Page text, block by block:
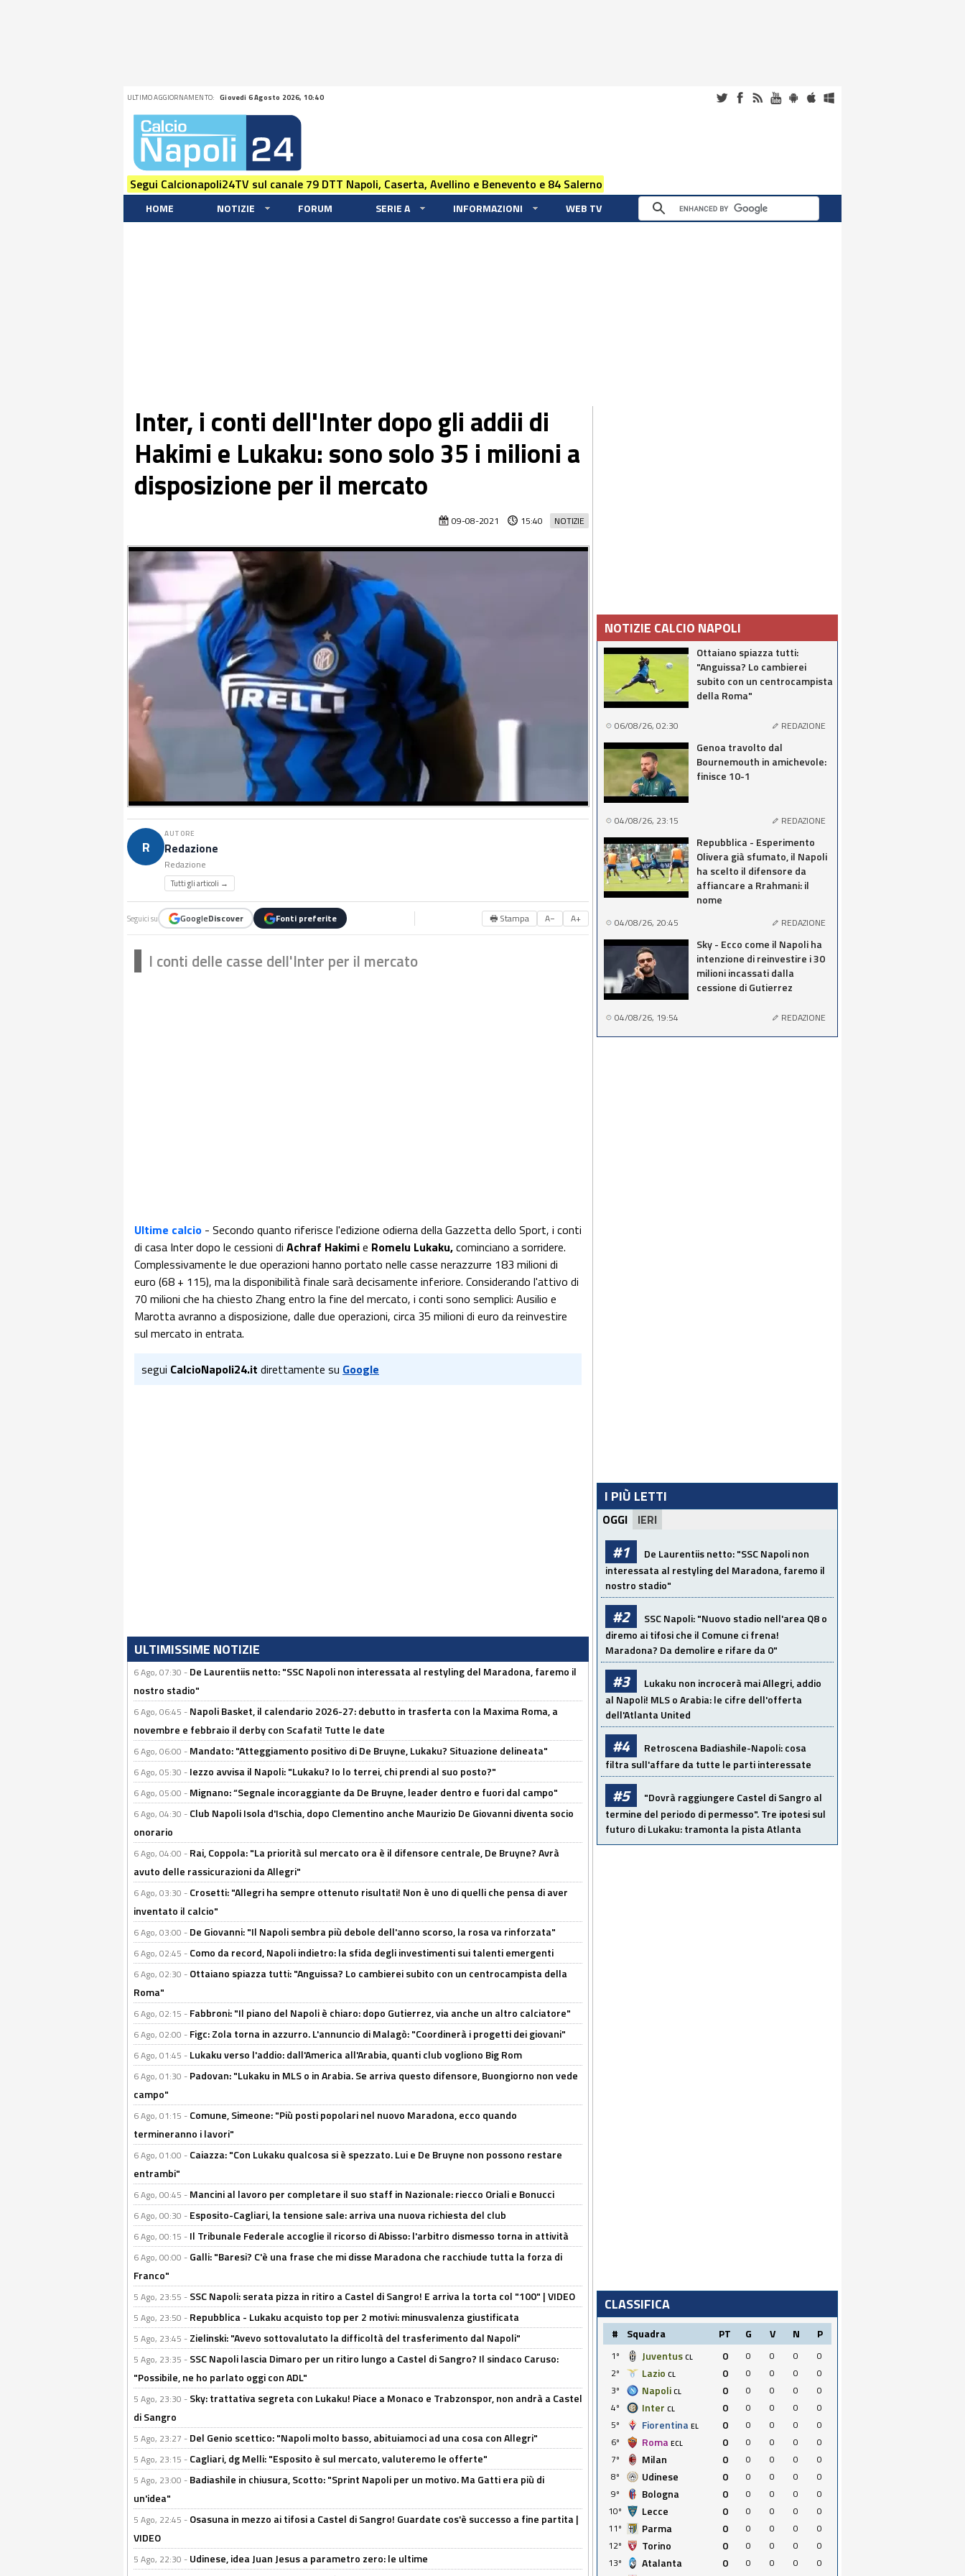
ULTIMO AGGIORNAMENTO: Giovedi 6 Agosto 2026, 10:40
Segui Calcionapoli24TV sul canale 79 DTT Napoli, Caserta, Avellino e Benevento e 84 Salerno
HOME NOTIZIE FORUM SERIE A INFORMAZIONI WEB TV
Inter, i conti dell'Inter dopo gli addii di
Hakimi e Lukaku: sono solo 35 i milioni a
disposizione per il mercato
NOTIZIE
09-08-2021 15:40
R
AUTORE
Redazione
Redazione
Tutti gli articoli →
Seguici su GoogleDiscover Fonti preferite 🖶 Stampa A− A+
I conti delle casse dell'Inter per il mercato
Ultime calcio - Secondo quanto riferisce l'edizione odierna della Gazzetta dello Sport, i conti
di casa Inter dopo le cessioni di Achraf Hakimie Romelu Lukaku,cominciano a sorridere.
Complessivamente le due operazioni hanno portato nelle casse nerazzurre 183 milioni di
euro (68 + 115), ma la disponibilità finale sarà decisamente inferiore. Considerando l'attivo di
70 milioni che ha chiesto Zhang entro la fine del mercato, i conti sono semplici: Ausilio e
Marotta avranno a disposizione, dalle due operazioni, circa 35 milioni di euro da reinvestire
sul mercato in entrata.
segui CalcioNapoli24.it direttamente su Google
ULTIMISSIME NOTIZIE
6 Ago, 07:30 - De Laurentiis netto: "SSC Napoli non interessata al restyling del Maradona, faremo il
nostro stadio"
6 Ago, 06:45 - Napoli Basket, il calendario 2026-27: debutto in trasferta con la Maxima Roma, a
novembre e febbraio il derby con Scafati! Tutte le date
6 Ago, 06:00 - Mandato: "Atteggiamento positivo di De Bruyne, Lukaku? Situazione delineata"
6 Ago, 05:30 - Iezzo avvisa il Napoli: "Lukaku? Io lo terrei, chi prendi al suo posto?"
6 Ago, 05:00 - Mignano: “Segnale incoraggiante da De Bruyne, leader dentro e fuori dal campo"
6 Ago, 04:30 - Club Napoli Isola d'Ischia, dopo Clementino anche Maurizio De Giovanni diventa socio
onorario
6 Ago, 04:00 - Rai, Coppola: "La priorità sul mercato ora è il difensore centrale, De Bruyne? Avrà
avuto delle rassicurazioni da Allegri"
6 Ago, 03:30 - Crosetti: "Allegri ha sempre ottenuto risultati! Non è uno di quelli che pensa di aver
inventato il calcio"
6 Ago, 03:00 - De Giovanni: "Il Napoli sembra più debole dell'anno scorso, la rosa va rinforzata"
6 Ago, 02:45 - Como da record, Napoli indietro: la sfida degli investimenti sui talenti emergenti
6 Ago, 02:30 - Ottaiano spiazza tutti: "Anguissa? Lo cambierei subito con un centrocampista della
Roma"
6 Ago, 02:15 - Fabbroni: "Il piano del Napoli è chiaro: dopo Gutierrez, via anche un altro calciatore"
6 Ago, 02:00 - Figc: Zola torna in azzurro. L'annuncio di Malagò: "Coordinerà i progetti dei giovani"
6 Ago, 01:45 - Lukaku verso l'addio: dall'America all'Arabia, quanti club vogliono Big Rom
6 Ago, 01:30 - Padovan: "Lukaku in MLS o in Arabia. Se arriva questo difensore, Buongiorno non vede
campo"
6 Ago, 01:15 - Comune, Simeone: "Più posti popolari nel nuovo Maradona, ecco quando
termineranno i lavori"
6 Ago, 01:00 - Caiazza: "Con Lukaku qualcosa si è spezzato. Lui e De Bruyne non possono restare
entrambi"
6 Ago, 00:45 - Mancini al lavoro per completare il suo staff in Nazionale: riecco Oriali e Bonucci
6 Ago, 00:30 - Esposito-Cagliari, la tensione sale: arriva una nuova richiesta del club
6 Ago, 00:15 - Il Tribunale Federale accoglie il ricorso di Abisso: l'arbitro dismesso torna in attività
6 Ago, 00:00 - Galli: "Baresi? C'è una frase che mi disse Maradona che racchiude tutta la forza di
Franco"
5 Ago, 23:55 - SSC Napoli: serata pizza in ritiro a Castel di Sangro! E arriva la torta col "100" | VIDEO
5 Ago, 23:50 - Repubblica - Lukaku acquisto top per 2 motivi: minusvalenza giustificata
5 Ago, 23:45 - Zielinski: "Avevo sottovalutato la difficoltà del trasferimento dal Napoli"
5 Ago, 23:35 - SSC Napoli lascia Dimaro per un ritiro lungo a Castel di Sangro? Il sindaco Caruso:
"Possibile, ne ho parlato oggi con ADL"
5 Ago, 23:30 - Sky: trattativa segreta con Lukaku! Piace a Monaco e Trabzonspor, non andrà a Castel
di Sangro
5 Ago, 23:27 - Del Genio scettico: "Napoli molto basso, abituiamoci ad una cosa con Allegri"
5 Ago, 23:15 - Cagliari, dg Melli: "Esposito è sul mercato, valuteremo le offerte"
5 Ago, 23:00 - Badiashile in chiusura, Scotto: "Sprint Napoli per un motivo. Ma Gatti era più di
un'idea"
5 Ago, 22:45 - Osasuna in mezzo ai tifosi a Castel di Sangro! Guardate cos'è successo a fine partita |
VIDEO
5 Ago, 22:30 - Udinese, idea Juan Jesus a parametro zero: le ultime
NOTIZIE CALCIO NAPOLI
Ottaiano spiazza tutti:
"Anguissa? Lo cambierei
subito con un centrocampista
della Roma"
06/08/26, 02:30 REDAZIONE
Genoa travolto dal
Bournemouth in amichevole:
finisce 10-1
04/08/26, 23:15 REDAZIONE
Repubblica - Esperimento
Olivera già sfumato, il Napoli
ha scelto il difensore da
affiancare a Rrahmani: il
nome
04/08/26, 20:45 REDAZIONE
Sky - Ecco come il Napoli ha
intenzione di reinvestire i 30
milioni incassati dalla
cessione di Gutierrez
04/08/26, 19:54 REDAZIONE
I PIÙ LETTI
OGGI IERI
#1
De Laurentiis netto: "SSC Napoli non
interessata al restyling del Maradona, faremo il
nostro stadio"
#2
SSC Napoli: "Nuovo stadio nell'area Q8 o
diremo ai tifosi che il Comune ci frena!
Maradona? Da demolire e rifare da 0"
#3
Lukaku non incrocerà mai Allegri, addio
al Napoli! MLS o Arabia: le cifre dell'offerta
dell'Atlanta United
#4
Retroscena Badiashile-Napoli: cosa
filtra sull'affare da tutte le parti interessate
#5
"Dovrà raggiungere Castel di Sangro al
termine del periodo di permesso". Tre ipotesi sul
futuro di Lukaku: tramonta la pista Atlanta
CLASSIFICA
# Squadra PT G V N P
1º Juventus CL 0 0 0 0
0
2º
Lazio CL 0 0 0 0
0
3º
Napoli CL 0 0 0 0
0
4º
Inter CL 0 0 0 0
0
5º
Fiorentina EL 0 0 0 0
0
6º
Roma ECL 0 0 0 0
0
7º
Milan 0 0 0 0
0
8º
Udinese 0 0 0 0
0
9º
Bologna 0 0 0 0
0
10º
Lecce 0 0 0 0
0
11º
Parma 0 0 0 0
0
12º
Torino 0 0 0 0
0
13º
Atalanta 0 0 0 0
0